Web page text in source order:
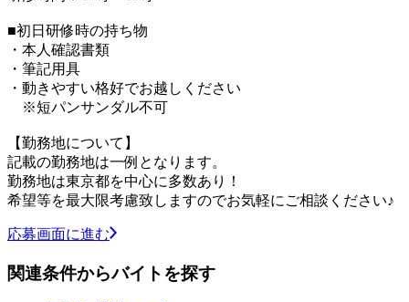
■初日研修時の持ち物
・本人確認書類
・筆記用具
・動きやすい格好でお越しください
※短パンサンダル不可
【勤務地について】
記載の勤務地は一例となります。
勤務地は東京都を中心に多数あり！
希望等を最大限考慮致しますのでお気軽にご相談ください♪
応募画面に進む
関連条件からバイトを探す